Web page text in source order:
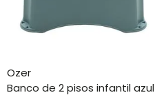
ozer
banco de 2 pisos infantil azul